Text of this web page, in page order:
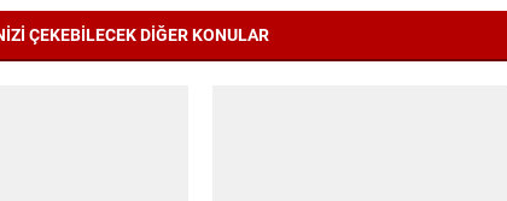
ÇEKEBİLECEK DİĞER KONULAR